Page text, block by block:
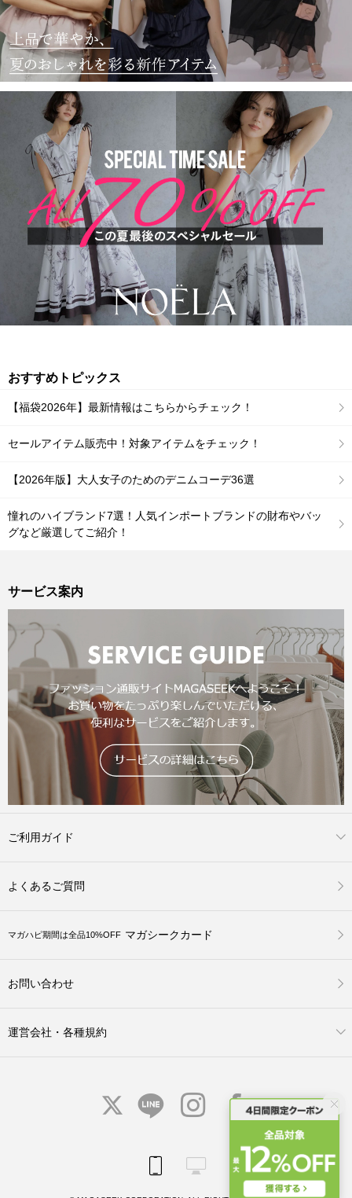
おすすめトピックス
【福袋2026年】最新情報はこちらからチェック！
セールアイテム販売中！対象アイテムをチェック！
【2026年版】大人女子のためのデニムコーデ36選
憧れのハイブランド7選！人気インポートブランドの財布やバッ
グなど厳選してご紹介！
サービス案内
ご利用ガイド
よくあるご質問
マガハピ期間は全品10%OFF マガシークカード
お問い合わせ
運営会社・各種規約